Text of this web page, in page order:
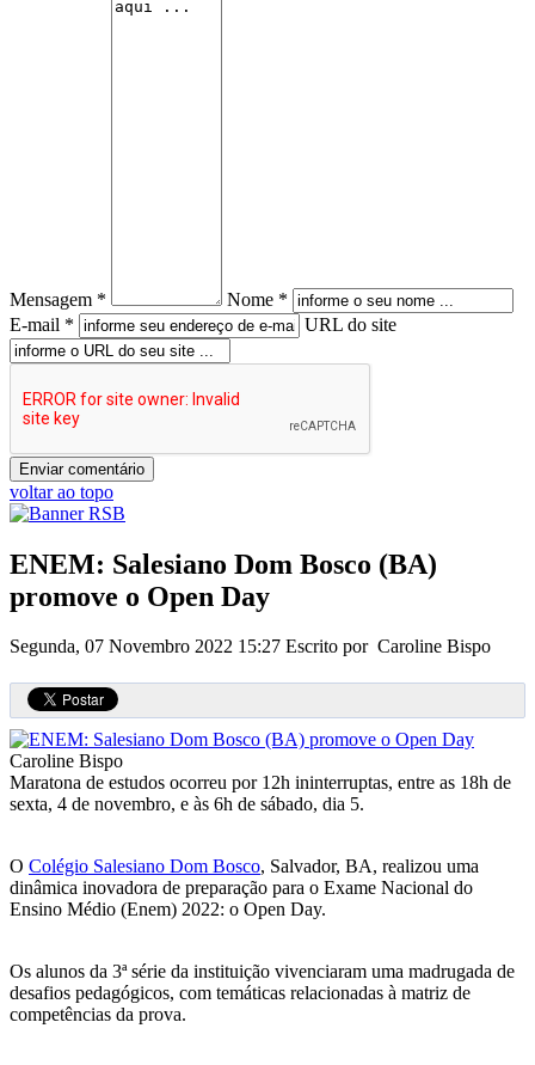
Mensagem *
Nome *
E-mail *
URL do site
voltar ao topo
ENEM: Salesiano Dom Bosco (BA)
promove o Open Day
Segunda, 07 Novembro 2022 15:27 Escrito por Caroline Bispo
Caroline Bispo
Maratona de estudos ocorreu por 12h ininterruptas, entre as 18h de
sexta, 4 de novembro, e às 6h de sábado, dia 5.
O Colégio Salesiano Dom Bosco, Salvador, BA, realizou uma
dinâmica inovadora de preparação para o Exame Nacional do
Ensino Médio (Enem) 2022: o Open Day.
Os alunos da 3ª série da instituição vivenciaram uma madrugada de
desafios pedagógicos, com temáticas relacionadas à matriz de
competências da prova.